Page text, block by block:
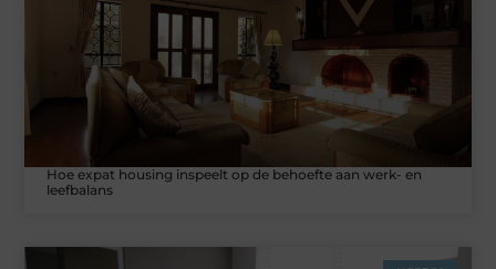
Hoe expat housing inspeelt op de behoefte aan werk- en
leefbalans